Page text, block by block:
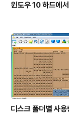
윈도우 10 하드에서
디스크 폴더별 사